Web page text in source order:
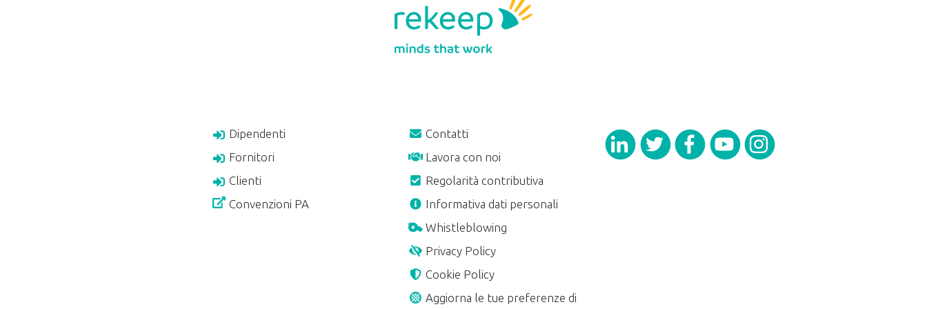
Dipendenti
Fornitori
Clienti
Convenzioni PA
Contatti
Lavora con noi
Regolarità contributiva
Informativa dati personali
Whistleblowing
Privacy Policy
Cookie Policy
Aggiorna le tue preferenze di